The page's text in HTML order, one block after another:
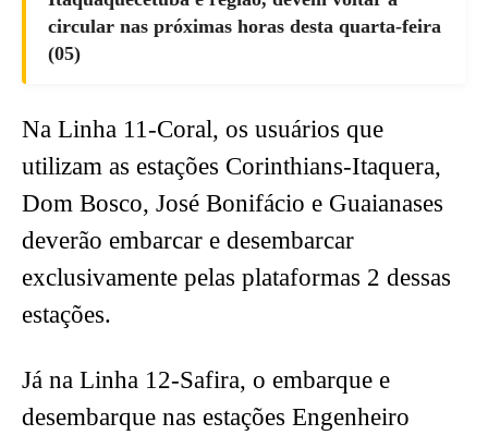
circular nas próximas horas desta quarta-feira
(05)
Na Linha 11-Coral, os usuários que
utilizam as estações Corinthians-Itaquera,
Dom Bosco, José Bonifácio e Guaianases
deverão embarcar e desembarcar
exclusivamente pelas plataformas 2 dessas
estações.
Já na Linha 12-Safira, o embarque e
desembarque nas estações Engenheiro